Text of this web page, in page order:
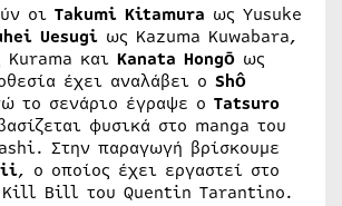
οι Takumi Kitamura ως Yusuke
Uesugi ως Kazuma Kuwabara,
Kurama και Kanata Hongō ως
έχει αναλάβει ο Shô
το σενάριο έγραψε ο Tatsuro
φυσικά στο manga του
Στην παραγωγή βρίσκουμε
, ο οποίος έχει εργαστεί στο
Kill Bill του Quentin Tarantino.